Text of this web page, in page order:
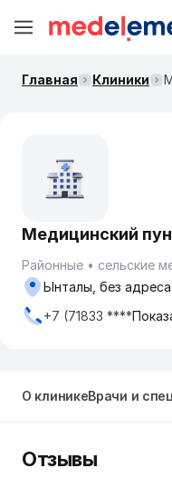
Главная Клиники
Медицинский
Районные
сельские
Ынталы, без адреса
+7 (71833 ****
О клиникеВрачи и
Отзывы